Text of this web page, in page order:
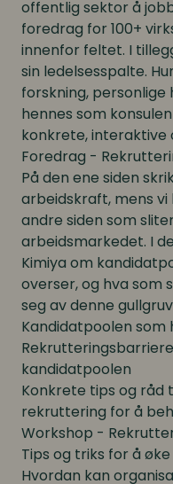
offentlig sektor å
foredrag for 100+
innenfor feltet. I
sin ledelsesspalte.
forskning,
hennes som
konkrete, interaktive
Foredrag -
På den ene siden
arbeidskraft, mens
andre siden som
arbeidsmarkedet. I
Kimiya om
overser, og hva som
seg av denne
Kandidatpoolen som
kandidatpoolen
Konkrete tips og råd
rekruttering for å
Workshop -
Tips og triks for å
Hvordan kan